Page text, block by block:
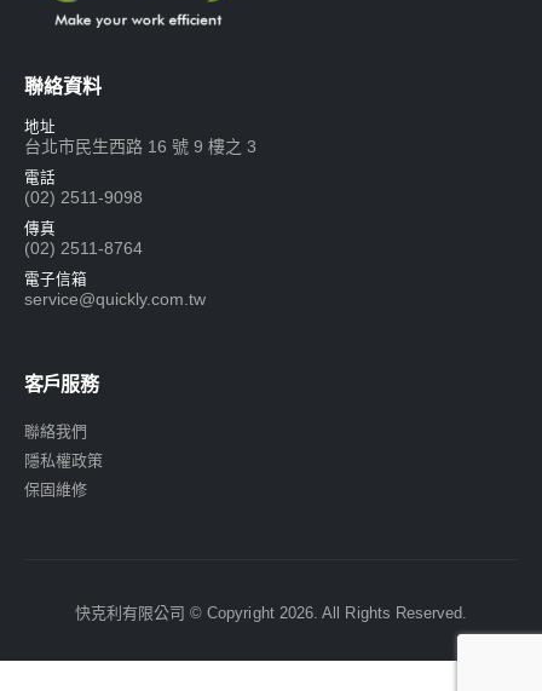
聯絡資料
地址
台北市民生西路 16 號 9 樓之 3
電話
(02) 2511-9098
傳真
(02) 2511-8764
電子信箱
service@quickly.com.tw
客戶服務
聯絡我們
隱私權政策
保固維修
快克利有限公司 © Copyright 2026. All Rights Reserved.